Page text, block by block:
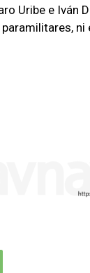
Uribe e Iván
ni